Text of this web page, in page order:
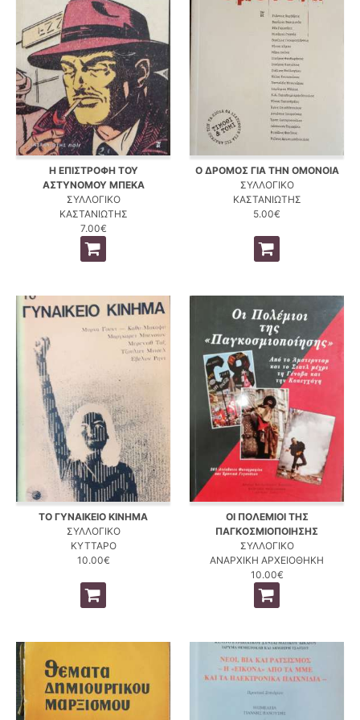
Η ΕΠΙΣΤΡΟΦΗ ΤΟΥ
ΑΣΤΥΝΟΜΟΥ ΜΠΕΚΑ
ΣΥΛΛΟΓΙΚΟ
ΚΑΣΤΑΝΙΩΤΗΣ
7.00€
Ο ΔΡΟΜΟΣ ΓΙΑ ΤΗΝ ΟΜΟΝΟΙΑ
ΣΥΛΛΟΓΙΚΟ
ΚΑΣΤΑΝΙΩΤΗΣ
5.00€
ΤΟ ΓΥΝΑΙΚΕΙΟ ΚΙΝΗΜΑ
ΣΥΛΛΟΓΙΚΟ
ΚΥΤΤΑΡΟ
10.00€
ΟΙ ΠΟΛΕΜΙΟΙ ΤΗΣ
ΠΑΓΚΟΣΜΙΟΠΟΙΗΣΗΣ
ΣΥΛΛΟΓΙΚΟ
ΑΝΑΡΧΙΚΗ ΑΡΧΕΙΟΘΗΚΗ
10.00€